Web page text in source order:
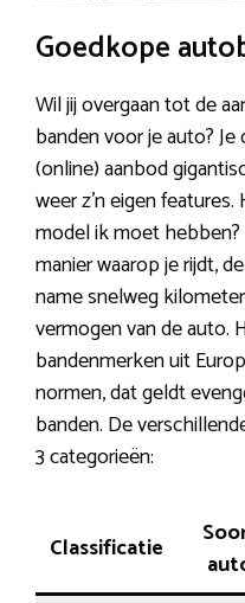
Goedkope
Wil jij overgaan tot de
banden voor je auto?
(online) aanbod
weer z’n eigen
model ik moet
manier waarop je rijdt,
name snelweg
vermogen van de auto.
bandenmerken uit
normen, dat geldt
banden. De
3 categorieën:
Classificatie